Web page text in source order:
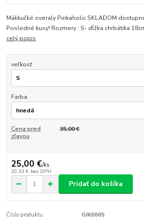
Mäkkučké overaly Pinkaholic SKLADOM
Posledné kusy! Rozmery : S- dĺžka chrbátika
celý popis
veľkosť
Farba
Cena pred
zľavou
35,00 €
25,00 €/ks
20,33 € bez DPH
Pridať do košíka
Číslo produktu: OJK0005